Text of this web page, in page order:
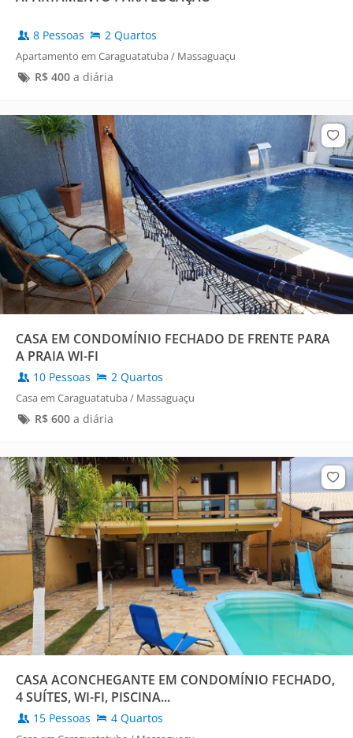
8 Pessoas 2 Quartos
Apartamento em Caraguatatuba / Massaguaçu
R$ 400a diária
CASA EM CONDOMÍNIO FECHADO DE FRENTE PARA
A PRAIA WI-FI
10 Pessoas 2 Quartos
Casa em Caraguatatuba / Massaguaçu
R$ 600a diária
CASA ACONCHEGANTE EM CONDOMÍNIO FECHADO,
4 SUÍTES, WI-FI, PISCINA...
15 Pessoas 4 Quartos